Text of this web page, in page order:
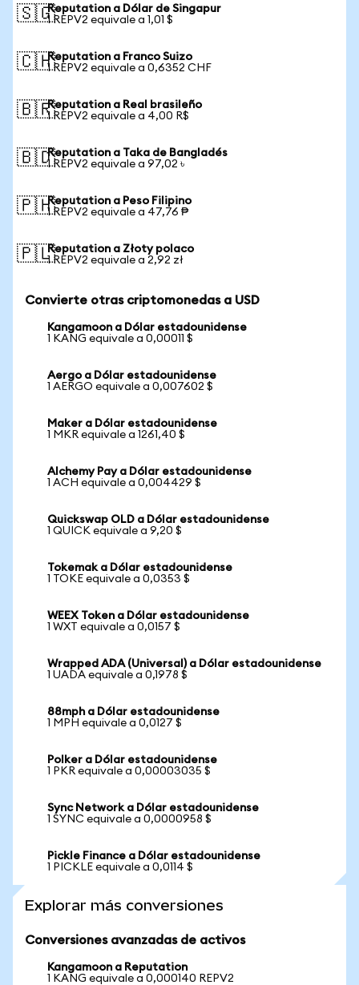
🇸🇬Reputation a Dólar de Singapur
1 REPV2 equivale a 1,01 $
🇨🇭Reputation a Franco Suizo
1 REPV2 equivale a 0,6352 CHF
🇧🇷Reputation a Real brasileño
1 REPV2 equivale a 4,00 R$
🇧🇩Reputation a Taka de Bangladés
1 REPV2 equivale a 97,02 ৳
🇵🇭Reputation a Peso Filipino
1 REPV2 equivale a 47,76 ₱
🇵🇱Reputation a Złoty polaco
1 REPV2 equivale a 2,92 zł
Convierte otras criptomonedas a USD
Kangamoon a Dólar estadounidense
1 KANG equivale a 0,00011 $
Aergo a Dólar estadounidense
1 AERGO equivale a 0,007602 $
Maker a Dólar estadounidense
1 MKR equivale a 1261,40 $
Alchemy Pay a Dólar estadounidense
1 ACH equivale a 0,004429 $
Quickswap OLD a Dólar estadounidense
1 QUICK equivale a 9,20 $
Tokemak a Dólar estadounidense
1 TOKE equivale a 0,0353 $
WEEX Token a Dólar estadounidense
1 WXT equivale a 0,0157 $
Wrapped ADA (Universal) a Dólar estadounidense
1 UADA equivale a 0,1978 $
88mph a Dólar estadounidense
1 MPH equivale a 0,0127 $
Polker a Dólar estadounidense
1 PKR equivale a 0,00003035 $
Sync Network a Dólar estadounidense
1 SYNC equivale a 0,0000958 $
Pickle Finance a Dólar estadounidense
1 PICKLE equivale a 0,0114 $
Explorar más conversiones
Conversiones avanzadas de activos
Kangamoon a Reputation
1 KANG equivale a 0,000140 REPV2